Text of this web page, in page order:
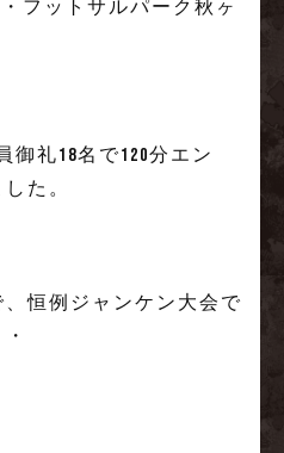
フットサルパーク秋ヶ
御礼18名で120分エン
た。
恒例ジャンケン大会で